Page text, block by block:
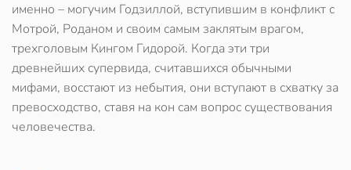
именно – могучим Годзиллой, вступившим в конфликт с
Мотрой, Роданом и своим самым заклятым врагом,
трехголовым Кингом Гидорой. Когда эти три
древнейших супервида, считавшихся обычными
мифами, восстают из небытия, они вступают в схватку за
превосходство, ставя на кон сам вопрос существования
человечества.